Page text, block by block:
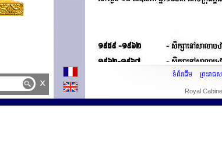
x
ទំព័រដើម ព្រះរាជ
Royal